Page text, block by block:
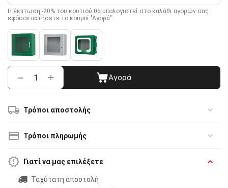
Η έκπτωση -20% του κουτιού θα υπολογιστεί στο καλάθι αγορών σας
εφόσον πατήσετε το κουμπί "Αγορά".
+
− Αγορά
Τρόποι αποστολής
Τρόποι πληρωμής
Γιατί να μας επιλέξετε
Ταχύτατη αποστολή